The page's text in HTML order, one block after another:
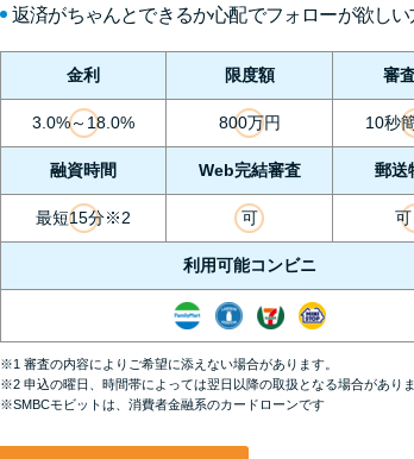
らない
ブラ
準と工
アコ
ンの選
返済がちゃんとできるか心配でフォローが欲しい
金利 限度額 審
3.0%～18.0% 800万円 10秒
融資時間 Web完結審査 郵送
最短15分※2 可
利用可能コンビニ
※1 審査の内容によりご希望に添えない場合があります。
※2 申込の曜日、時間帯によっては翌日以降の取扱となる場合がありま
※SMBCモビットは、消費者金融系のカードローンです